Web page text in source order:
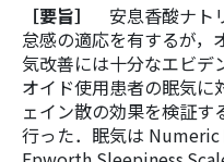
［要旨］
安息香酸ナト
怠感の適応を有するが，
気改善には十分なエビデ
オイド使用患者の眠気に
ェイン散の効果を検証す
行った．眠気は Numeric